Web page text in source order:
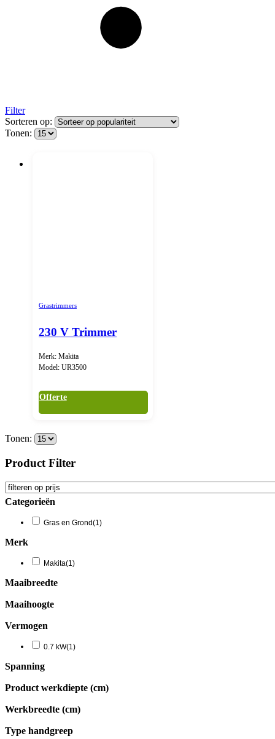
Filter
Sorteren op:
Tonen:
Grastrimmers
230 V Trimmer
Merk: Makita
Model: UR3500
Offerte
Tonen:
Product Filter
Categorieën
Gras en Grond(1)
Merk
Makita(1)
Maaibreedte
Maaihoogte
Vermogen
0.7 kW(1)
Spanning
Product werkdiepte (cm)
Werkbreedte (cm)
Type handgreep